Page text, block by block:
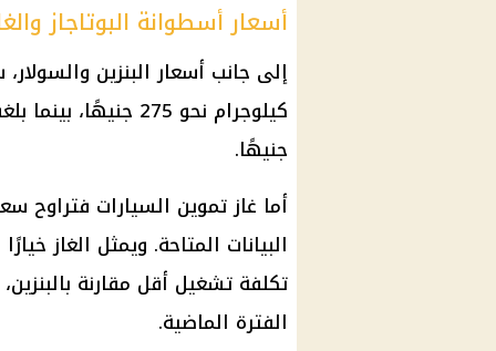
أسعار أسطوانة البوتاجاز
جنيهًا.
البيانات المتاحة. ويمثل الغاز
تكلفة تشغيل أقل مقارنة
الفترة الماضية.